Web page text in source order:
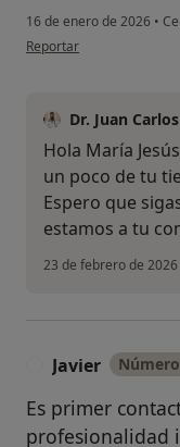
16 de enero de 2026 •
en opinión del usuario
Reportar
Dr. Juan
Hola María
un poco de tu
Espero que
estamos a tu
23 de febrero de 2026
Javier
Es primer
profesionalidad